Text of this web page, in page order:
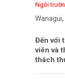
Ngôi
Đến với
viên và
thách